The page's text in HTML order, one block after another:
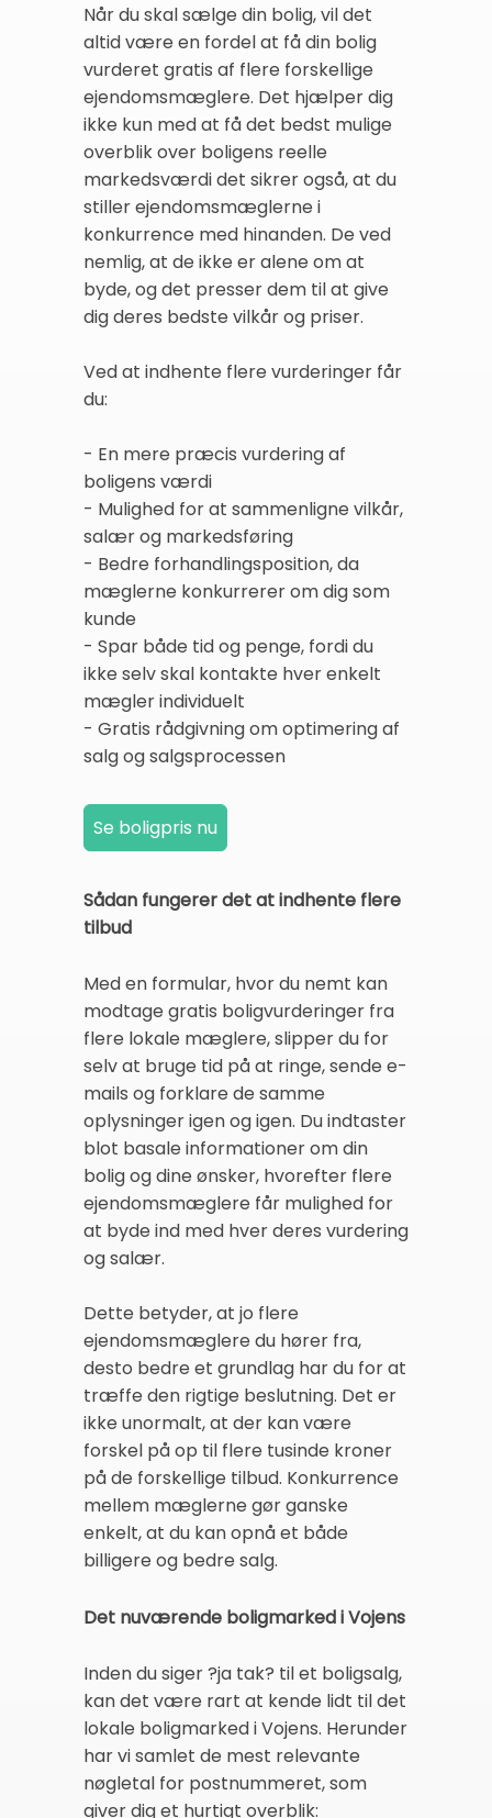
Når du skal sælge din bolig, vil det
altid være en fordel at få din bolig
vurderet gratis af flere forskellige
ejendomsmæglere. Det hjælper dig
ikke kun med at få det bedst mulige
overblik over boligens reelle
markedsværdi det sikrer også, at du
stiller ejendomsmæglerne i
konkurrence med hinanden. De ved
nemlig, at de ikke er alene om at
byde, og det presser dem til at give
dig deres bedste vilkår og priser.
Ved at indhente flere vurderinger får
du:
- En mere præcis vurdering af
boligens værdi
- Mulighed for at sammenligne vilkår,
salær og markedsføring
- Bedre forhandlingsposition, da
mæglerne konkurrerer om dig som
kunde
- Spar både tid og penge, fordi du
ikke selv skal kontakte hver enkelt
mægler individuelt
- Gratis rådgivning om optimering af
salg og salgsprocessen
Sådan fungerer det at indhente flere
tilbud
Med en formular, hvor du nemt kan
modtage gratis boligvurderinger fra
flere lokale mæglere, slipper du for
selv at bruge tid på at ringe, sende e-
mails og forklare de samme
oplysninger igen og igen. Du indtaster
blot basale informationer om din
bolig og dine ønsker, hvorefter flere
ejendomsmæglere får mulighed for
at byde ind med hver deres vurdering
og salær.
Dette betyder, at jo flere
ejendomsmæglere du hører fra,
desto bedre et grundlag har du for at
træffe den rigtige beslutning. Det er
ikke unormalt, at der kan være
forskel på op til flere tusinde kroner
på de forskellige tilbud. Konkurrence
mellem mæglerne gør ganske
enkelt, at du kan opnå et både
billigere og bedre salg.
Det nuværende boligmarked i Vojens
Inden du siger ?ja tak? til et boligsalg,
kan det være rart at kende lidt til det
lokale boligmarked i Vojens. Herunder
har vi samlet de mest relevante
nøgletal for postnummeret, som
giver dig et hurtigt overblik: